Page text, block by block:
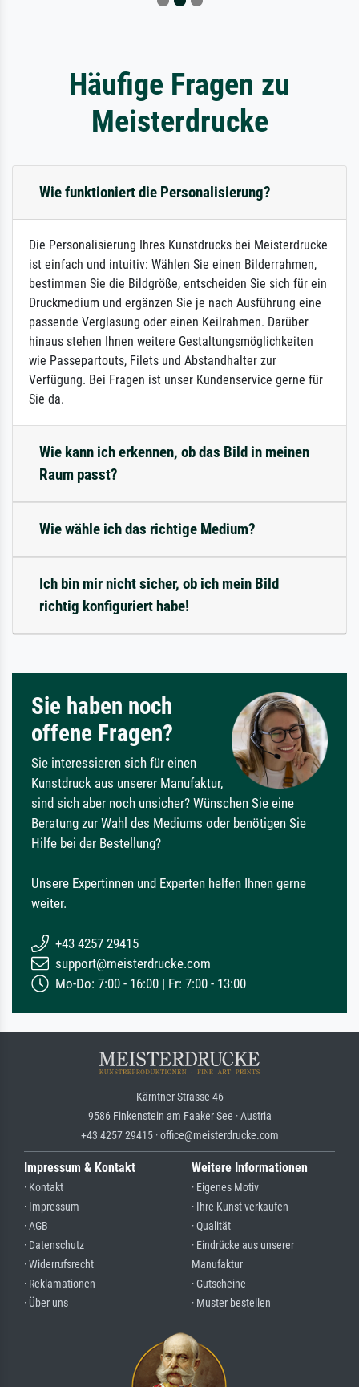
Häufige Fragen zu
Meisterdrucke
Wie funktioniert die Personalisierung?
Die Personalisierung Ihres Kunstdrucks bei Meisterdrucke
ist einfach und intuitiv: Wählen Sie einen Bilderrahmen,
bestimmen Sie die Bildgröße, entscheiden Sie sich für ein
Druckmedium und ergänzen Sie je nach Ausführung eine
passende Verglasung oder einen Keilrahmen. Darüber
hinaus stehen Ihnen weitere Gestaltungsmöglichkeiten
wie Passepartouts, Filets und Abstandhalter zur
Verfügung. Bei Fragen ist unser Kundenservice gerne für
Sie da.
Wie kann ich erkennen, ob das Bild in meinen
Raum passt?
Wie wähle ich das richtige Medium?
Ich bin mir nicht sicher, ob ich mein Bild
richtig konfiguriert habe!
Sie haben noch
offene Fragen?
Sie interessieren sich für einen
Kunstdruck aus unserer Manufaktur,
sind sich aber noch unsicher? Wünschen Sie eine
Beratung zur Wahl des Mediums oder benötigen Sie
Hilfe bei der Bestellung?
Unsere Expertinnen und Experten helfen Ihnen gerne
weiter.
+43 4257 29415
support@meisterdrucke.com
Mo-Do: 7:00 - 16:00 | Fr: 7:00 - 13:00
Kärntner Strasse 46
9586 Finkenstein am Faaker See · Austria
+43 4257 29415 · office@meisterdrucke.com
Impressum & Kontakt
· Kontakt
· Impressum
· AGB
· Datenschutz
· Widerrufsrecht
· Reklamationen
· Über uns
Weitere Informationen
· Eigenes Motiv
· Ihre Kunst verkaufen
· Qualität
· Eindrücke aus unserer
Manufaktur
· Gutscheine
· Muster bestellen